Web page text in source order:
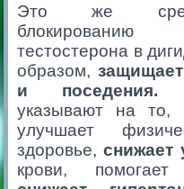
Это же
тестостерона в
образом,
и поседения.
указывают на то,
улучшает
здоровье,снижает
крови,